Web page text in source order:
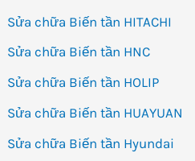
Sửa chữa Biến tần HITACHI
Sửa chữa Biến tần HNC
Sửa chữa Biến tần HOLIP
Sửa chữa Biến tần HUAYUAN
Sửa chữa Biến tần Hyundai